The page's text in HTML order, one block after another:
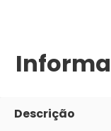
Descrição